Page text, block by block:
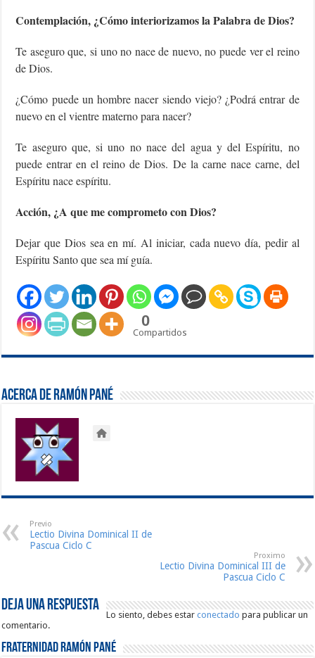
Contemplación, ¿Cómo interiorizamos la Palabra de Dios?
Te aseguro que, si uno no nace de nuevo, no puede ver el reino
de Dios.
¿Cómo puede un hombre nacer siendo viejo? ¿Podrá entrar de
nuevo en el vientre materno para nacer?
Te aseguro que, si uno no nace del agua y del Espíritu, no
puede entrar en el reino de Dios. De la carne nace carne, del
Espíritu nace espíritu.
Acción, ¿A que me comprometo con Dios?
Dejar que Dios sea en mí. Al iniciar, cada nuevo día, pedir al
Espíritu Santo que sea mí guía.
0
Compartidos
Acerca de Ramón Pané
Previo
Lectio Divina Dominical II de
Pascua Ciclo C
Proximo
Lectio Divina Dominical III de
Pascua Ciclo C
Deja una respuesta
Lo siento, debes estarconectado para publicar un
comentario.
Fraternidad Ramón Pané